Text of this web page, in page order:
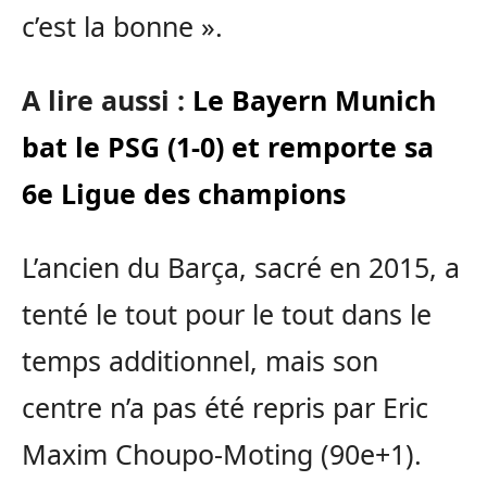
c’est la bonne ».
A lire aussi : Le Bayern Munich
bat le PSG (1-0) et remporte sa
6e Ligue des champions
L’ancien du Barça, sacré en 2015, a
tenté le tout pour le tout dans le
temps additionnel, mais son
centre n’a pas été repris par Eric
Maxim Choupo-Moting (90e+1).